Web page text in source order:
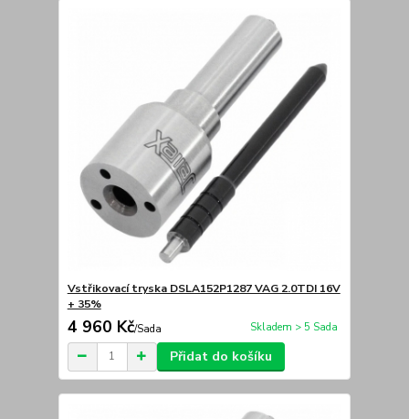
Vstřikovací tryska DSLA152P1287 VAG 2.0TDI 16V
+ 35%
4 960 Kč/Sada Skladem > 5 Sada
Přidat do košíku